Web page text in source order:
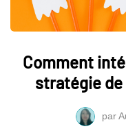
Comment
stratégie
par